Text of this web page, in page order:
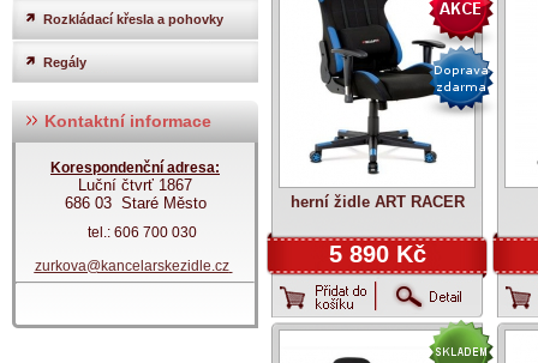
Rozkládací křesla a pohovky
Regály
Kontaktní informace
Korespondenční adresa:
Luční čtvrť 1867
686 03 Staré Město
tel.: 606 700 030
zurkova@kancelarskezidle.cz
herní židle ART RACER
5 890 Kč